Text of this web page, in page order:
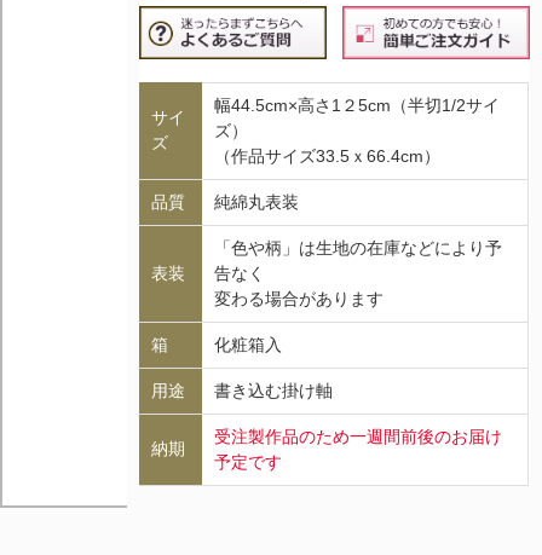
サイ
ズ
幅44.5cm×高さ1２5cm（半切1/2サイ
ズ）
（作品サイズ33.5ｘ66.4cm）
品質 純綿丸表装
表装
「色や柄」は生地の在庫などにより予
告なく
変わる場合があります
箱 化粧箱入
用途 書き込む掛け軸
納期
受注製作品のため一週間前後のお届け
予定です